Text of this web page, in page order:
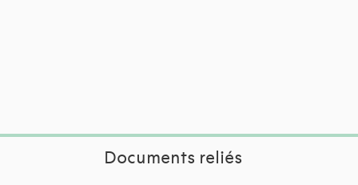
Documents reliés